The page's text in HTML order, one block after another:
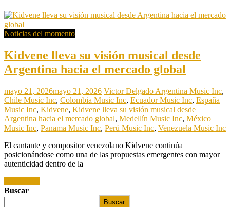
Noticias del momento
Kidvene lleva su visión musical desde
Argentina hacia el mercado global
mayo 21, 2026mayo 21, 2026 Victor Delgado Argentina Music Inc,
Chile Music Inc, Colombia Music Inc, Ecuador Music Inc, España
Music Inc, Kidvene, Kidvene lleva su visión musical desde
Argentina hacia el mercado global, Medellín Music Inc, México
Music Inc, Panama Music Inc, Perú Music Inc, Venezuela Music Inc
El cantante y compositor venezolano Kidvene continúa
posicionándose como una de las propuestas emergentes con mayor
autenticidad dentro de la
Buscar
Buscar